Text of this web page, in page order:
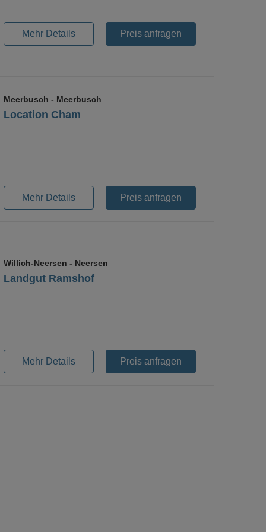
Mehr Details Preis anfragen
Location Cham
Meerbusch - Meerbusch
Mehr Details Preis anfragen
Landgut Ramshof
Willich-Neersen - Neersen
Mehr Details Preis anfragen